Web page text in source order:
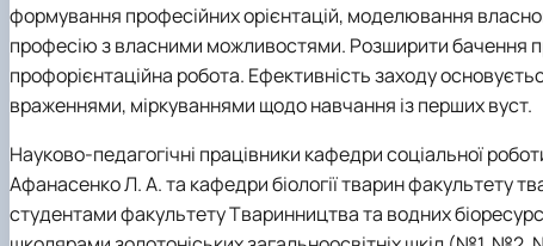
формування професійних орієнтацій, моделювання
професію з власними можливостями. Розширити бачення
профорієнтаційна робота. Ефективність заходу
враженнями, міркуваннями щодо навчання із перших вуст.
Науково-педагогічні працівники кафедри соціальної
Афанасенко Л. А. та кафедри біології тварин факультету
студентами факультету Тваринництва та водних